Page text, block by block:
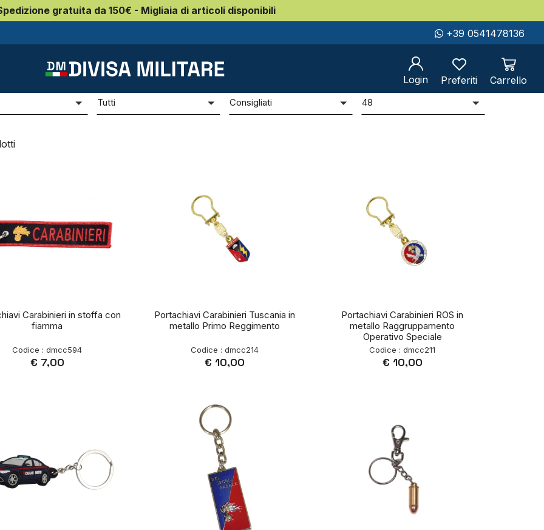
gratuita da 150€ - Migliaia di articoli disponibili
+39 0541478136
Login Preferiti Carrello
Portachiavi Carabinieri
Carabinieri
Tutti Consigliati
Prodotti per pag
48
Carabinieri in stoffa con
fiamma
Codice : dmcc594
€ 7,00
Portachiavi Carabinieri Tuscania in
metallo Primo Reggimento
Codice : dmcc214
€ 10,00
Portachiavi Carabinieri ROS in
metallo Raggruppamento
Operativo Speciale
Codice : dmcc211
€ 10,00